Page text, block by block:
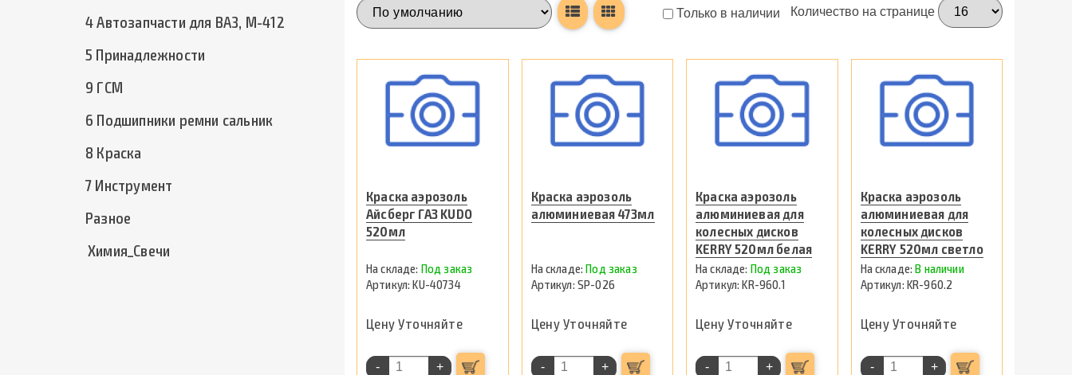
4 Автозапчасти для ВАЗ, М-412
5 Принадлежности
9 ГСМ
6 Подшипники ремни сальник
8 Краска
7 Инструмент
Разное
Химия_Свечи
Только в наличии Количество на странице
Краска аэрозоль
Айсберг ГАЗ KUDO
520мл
Под заказ
KU-40734
Цену Уточняйте
- +
Краска аэрозоль
алюминиевая 473мл
Под заказ
SP-026
Цену Уточняйте
- +
Краска аэрозоль
алюминиевая для
колесных дисков
KERRY 520мл белая
Под заказ
KR-960.1
Цену Уточняйте
- +
Краска аэрозоль
алюминиевая для
колесных дисков
KERRY 520мл светло
серая
В наличии
KR-960.2
Цену Уточняйте
- +